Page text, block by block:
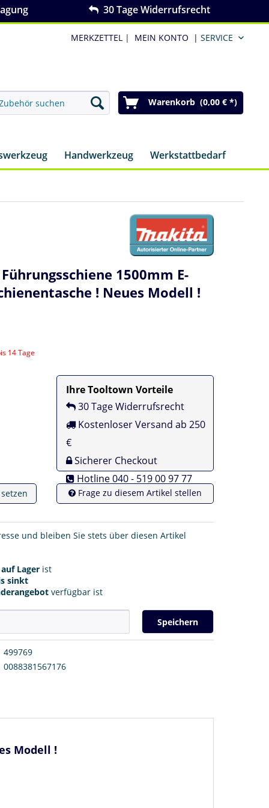
30 Tage Widerrufsrecht
MERKZETTEL | MEIN KONTO | SERVICE
Warenkorb (0,00 € *)
Handwerkzeug Werkstattbedarf
1500mm E-
! Neues Modell !
14 Tage
Ihre Tooltown Vorteile
30 Tage Widerrufsrecht
Kostenloser Versand ab 250
€
Sicherer Checkout
Hotline 040 - 519 00 97 77
Frage zu diesem Artikel stellen
und bleiben Sie stets über diesen Artikel
auf Lager ist
sinkt
verfügbar ist
Speichern
499769
0088381567176
Modell !